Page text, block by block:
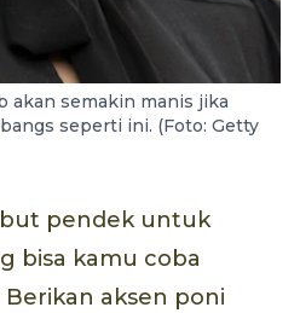
akan semakin manis jika
seperti ini. (Foto: Getty
pendek untuk
bisa kamu coba
aksen poni